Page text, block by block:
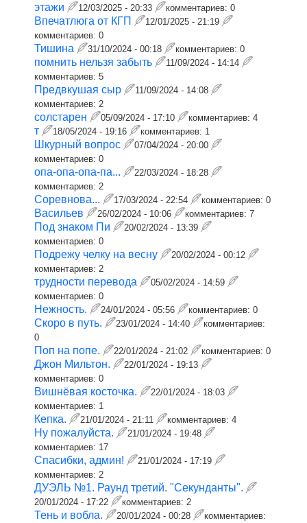
этажи 12/03/2025 - 20:33 комментариев:0
Впечатлюга от КГП
12/01/2025 - 21:19
комментариев:0
Тишина 31/10/2024 - 00:18 комментариев:0
помнить нельзя забыть
11/09/2024 - 14:14
комментариев:5
Предвкушая сыр
11/09/2024 - 14:08
комментариев: 2
солстарен 05/09/2024 - 17:10 комментариев:4
т 18/05/2024 - 19:16 комментариев: 1
Шкурный вопрос
07/04/2024 - 20:00
комментариев:0
опа-опа-опа-па...
22/03/2024 - 18:28
комментариев: 2
Соревнова... 17/03/2024 - 22:54 комментариев:0
Васильев 26/02/2024 - 10:06 комментариев:7
Под знаком Пи
20/02/2024 - 13:39
комментариев:0
Подрежу челку на весну
20/02/2024 - 00:12
комментариев: 2
трудности перевода
05/02/2024 - 14:59
комментариев:0
Нежность. 24/01/2024 - 05:56 комментариев:0
Скоро в путь. 23/01/2024 - 14:40
комментариев:
0
Поп на попе. 22/01/2024 - 21:02 комментариев:0
Джон Мильтон.
22/01/2024 - 19:13
комментариев:0
Вишнёвая косточка.
22/01/2024 - 18:03
комментариев: 1
Кепка. 21/01/2024 - 21:11 комментариев:4
Ну пожалуйста.
21/01/2024 - 19:48
комментариев: 17
Спасибки, админ!
21/01/2024 - 17:19
комментариев: 2
ДУЭЛЬ №1. Раунд третий. "Секунданты".
20/01/2024 - 17:22 комментариев: 2
Тень и вобла. 20/01/2024 - 00:28
комментариев: